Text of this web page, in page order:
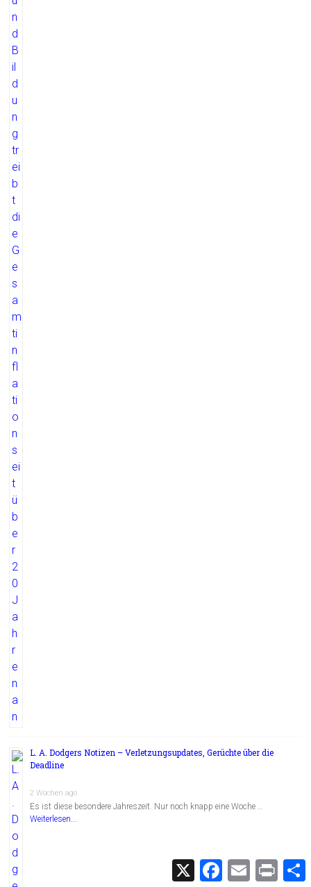
L. A. Dodgers Notizen – Verletzungsupdates, Gerüchte über die
Deadline
2 Wochen ago
Es ist diese besondere Jahreszeit. Nur noch knapp eine Woche …
Weiterlesen...
X
F
E
m
P